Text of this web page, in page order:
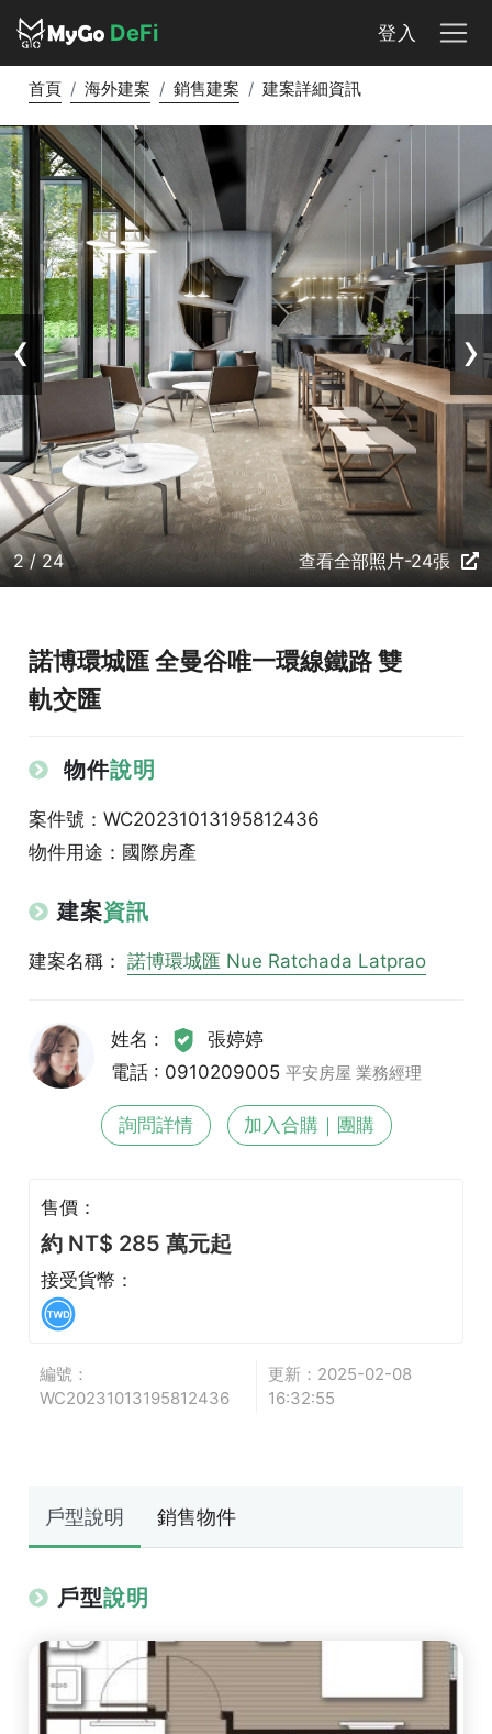
DeFi 登入
首頁 海外建案 銷售建案 建案詳細資訊
2 / 24 查看全部照片-24張
‹ ›
諾博環城匯 全曼谷唯一環線鐵路 雙
軌交匯
物件說明
案件號：WC20231013195812436
物件用途：國際房產
建案資訊
建案名稱：諾博環城匯 Nue Ratchada Latprao
姓名 :
張婷婷
電話 : 0910209005平安房屋 業務經理
詢問詳情 加入合購｜團購
售價：
約 NT$ 285 萬元起
接受貨幣：
編號：
WC20231013195812436
更新：2025-02-08
16:32:55
戶型說明 銷售物件
戶型說明